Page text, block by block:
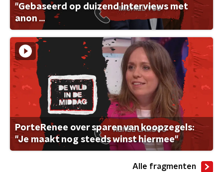
"Gebaseerd op duizend interviews met
anon ...
PorteRenee over sparen van koopzegels:
"Je maakt nog steeds winst hiermee"
Alle fragmenten